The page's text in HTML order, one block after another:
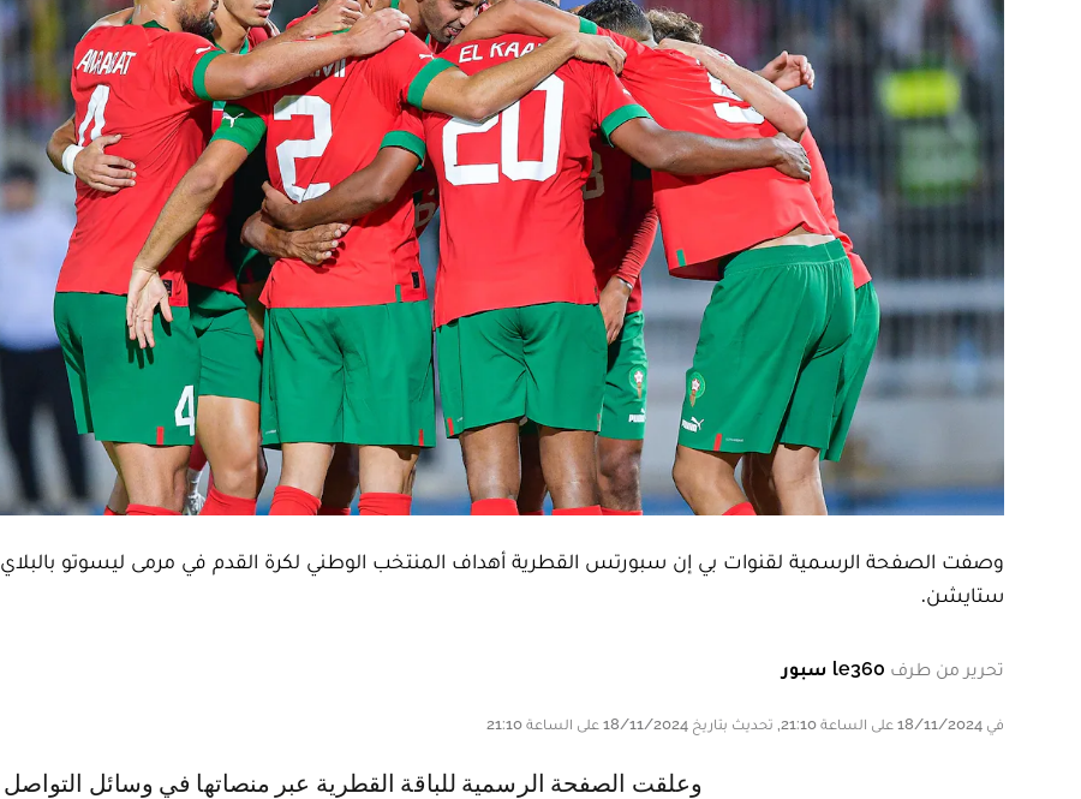
وصفت الصفحة الرسمية لقنوات بي إن سبورتس القطرية أهداف المنتخب الوطني لكرة القدم في مرمى ليسوتو بالبلاي
ستايشن.
تحرير من طرف le360 سبور
في 18/11/2024 على الساعة 21:10, تحديث بتاريخ 18/11/2024 على الساعة 21:10
وعلقت الصفحة الرسمية للباقة القطرية عبر منصاتها في وسائل التواصل